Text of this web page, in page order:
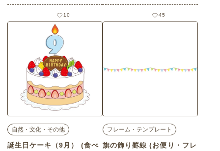
10
の介護イラスト素材)
45
自然・文化・その他
誕生日ケーキ（9月） (食べ
フレーム・テンプレート
旗の飾り罫線 (お便り・フレ